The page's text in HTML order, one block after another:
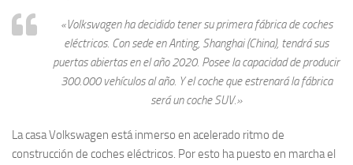
«Volkswagen ha decidido tener su primera fábrica de coches
eléctricos. Con sede en Anting, Shanghai (China), tendrá sus
puertas abiertas en el año 2020. Posee la capacidad de producir
300.000 vehículos al año. Y el coche que estrenará la fábrica
será un coche SUV.»
La casa Volkswagen está inmerso en acelerado ritmo de
construcción de coches eléctricos. Por esto ha puesto en marcha el